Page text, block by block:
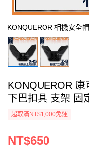
KONQUEROR 相機安全
KONQUEROR
下巴扣具 支架 固
超取滿NT$1,000免運
NT$650